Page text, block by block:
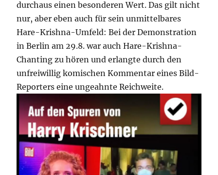
durchaus einen besonderen Wert. Das gilt nicht
nur, aber eben auch für sein unmittelbares
Hare-Krishna-Umfeld: Bei der Demonstration
in Berlin am 29.8. war auch Hare-Krishna-
Chanting zu hören und erlangte durch den
unfreiwillig komischen Kommentar eines Bild-
Reporters eine ungeahnte Reichweite.